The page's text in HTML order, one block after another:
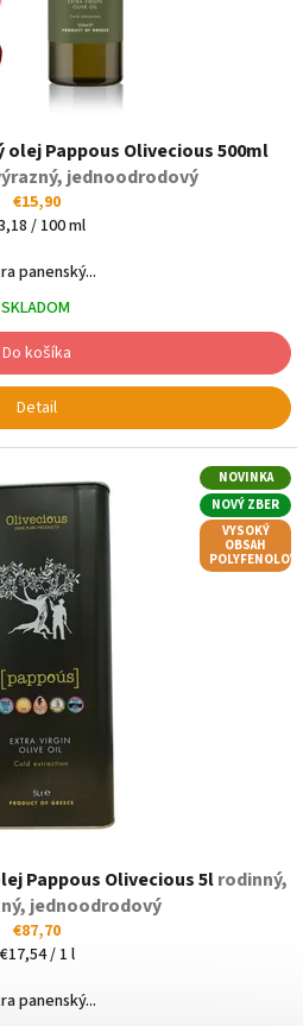
Pappous Olivecious 500ml
jednoodrodový
€15,90
/ 100 ml
panenský...
SKLADOM
Do košíka
Detail
NOVINKA
NOVÝ ZBER
VYSOKÝ
OBSAH
POLYFENOLOV
Pappous Olivecious 5lrodinný,
jednoodrodový
€87,70
Jednotková
€17,54 / 1 l
panenský...